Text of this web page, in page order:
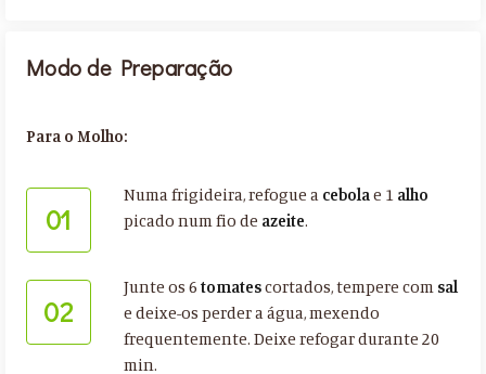
Modo de Preparação
Para o Molho:
01
Numa frigideira, refogue a cebolae 1 alho
picado num fio de azeite.
02
Junte os 6 tomatescortados, tempere com sal
e deixe-os perder a água, mexendo
frequentemente. Deixe refogar durante 20
min.